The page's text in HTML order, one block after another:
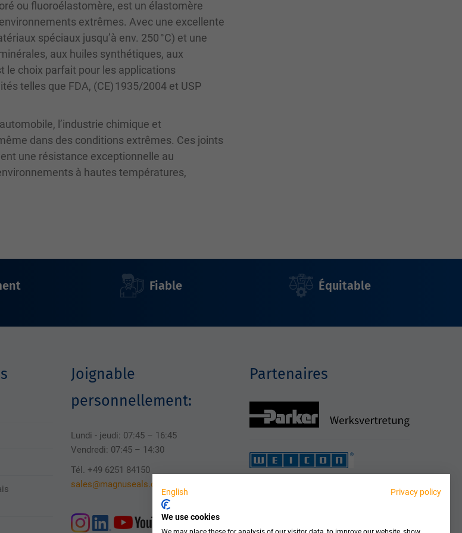
ou fluoroélastomère, est un élastomère
extrêmes. Avec une excellente
spéciaux jusqu’à env. 250 °C) et une
aux huiles synthétiques, aux
le choix parfait pour les applications
telles que FDA, (CE) 1935/2004 et USP
l’industrie chimique et
dans des conditions extrêmes. Ces joints
une résistance exceptionnelle au
à hautes températures,
Fiable Équitable
Joignable
personnellement:
Lundi - jeudi: 07:45 – 16:45
Vendredi: 07:45 – 14:30
Tél. +49 6251 84150
sales@magnuseals.com
Partenaires
English Privacy policy
We use cookies